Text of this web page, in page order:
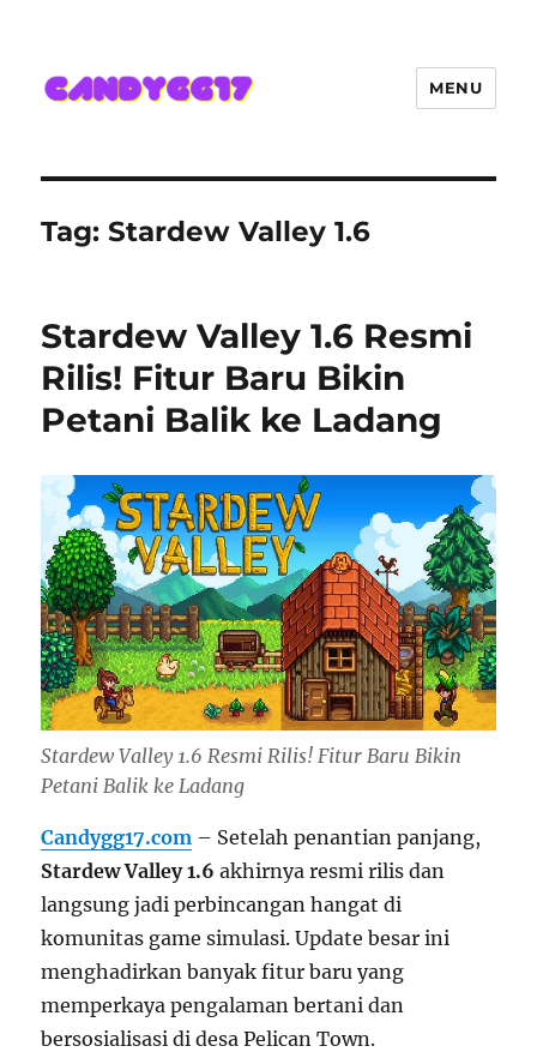
Hadir Semakin Mantap Jackpot
MENU
Tag:Stardew Valley 1.6
Stardew Valley 1.6 Resmi
Rilis! Fitur Baru Bikin
Petani Balik ke Ladang
Stardew Valley 1.6 Resmi Rilis! Fitur Baru Bikin
Petani Balik ke Ladang
Candygg17.com – Setelah penantian panjang,
Stardew Valley 1.6 akhirnya resmi rilis dan
langsung jadi perbincangan hangat di
komunitas game simulasi. Update besar ini
menghadirkan banyak fitur baru yang
memperkaya pengalaman bertani dan
bersosialisasi di desa Pelican Town.